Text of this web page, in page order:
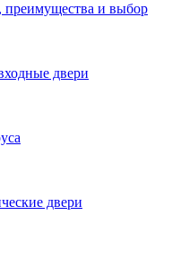
и выбор
двери
двери